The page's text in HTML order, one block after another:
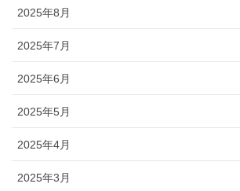
2025年8月
2025年7月
2025年6月
2025年5月
2025年4月
2025年3月